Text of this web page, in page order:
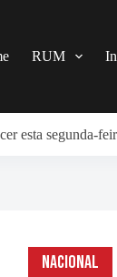
RUM
esta segunda-
Nacional